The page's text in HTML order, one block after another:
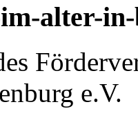
alter-
e.V.